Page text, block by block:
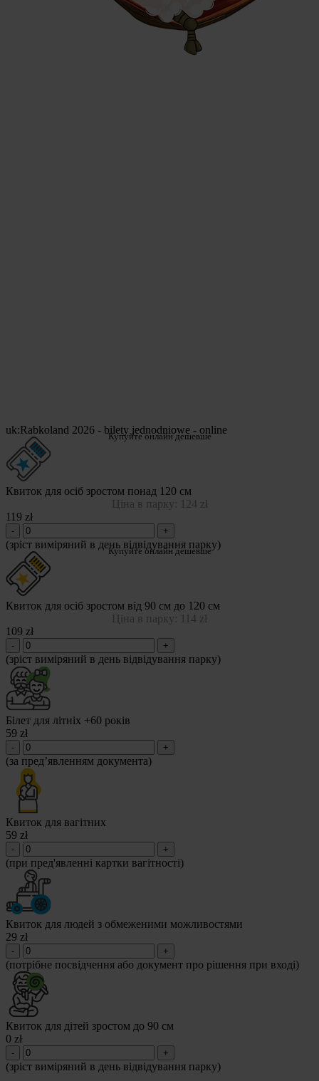
uk:Rabkoland 2026 - bilety jednodniowe - online
Купуйте онлайн дешевше
Квиток для осіб зростом понад 120 см
Ціна в парку: 124 zł
119 zł
- +
(зріст виміряний в день відвідування парку)
Купуйте онлайн дешевше
Квиток для осіб зростом від 90 см до 120 см
Ціна в парку: 114 zł
109 zł
- +
(зріст виміряний в день відвідування парку)
Білет для літніх +60 років
59 zł
- +
(за пред’явленням документа)
Квиток для вагітних
59 zł
- +
(при пред'явленні картки вагітності)
Квиток для людей з обмеженими можливостями
29 zł
- +
(потрібне посвідчення або документ про рішення при вході)
Квиток для дітей зростом до 90 см
0 zł
- +
(зріст виміряний в день відвідування парку)